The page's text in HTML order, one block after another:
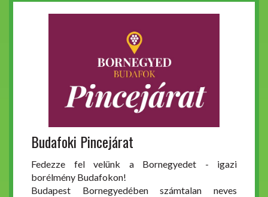
Budafoki Pincejárat
Fedezze fel velünk a Bornegyedet - igazi
borélmény Budafokon!
Budapest Bornegyedében számtalan neves